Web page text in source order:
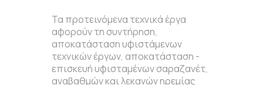
Τα προτεινόμενα τεχνικά έργα
αφορούν τη συντήρηση,
αποκατάσταση υφιστάμενων
τεχνικών έργων, αποκατάσταση -
επισκευή υφισταμένων σαραζανέτ,
αναβαθμών και λεκανών ηρεμίας